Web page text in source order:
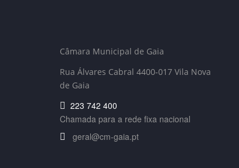
Câmara Municipal de Gaia
Rua Álvares Cabral 4400-017 Vila Nova
de Gaia
223 742 400
Chamada para a rede fixa nacional
geral@cm-gaia.pt